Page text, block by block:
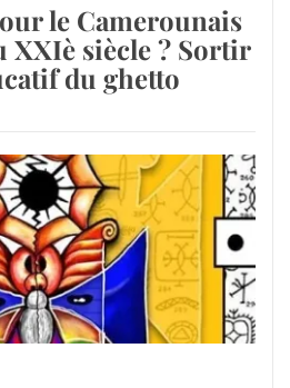
le Camerounais
XXIè siècle ? Sortir
du ghetto